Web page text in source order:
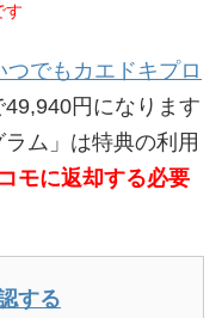
す
つでもカエドキプロ
49,940円になります
ム」は特典の利用
コモに返却する必要
する